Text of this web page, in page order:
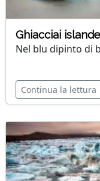
Ghiacciai
Nel blu dipinto di
Continua la lettura